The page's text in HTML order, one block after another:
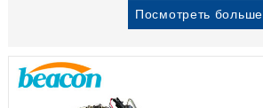
Посмотреть больше